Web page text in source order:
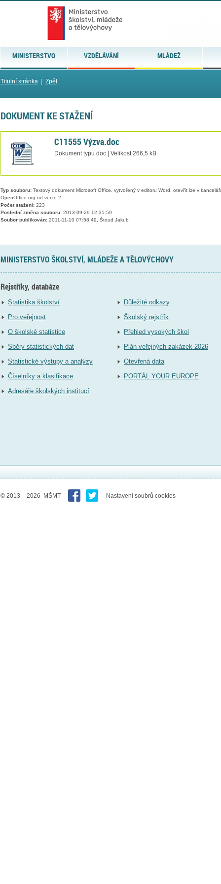
MINISTERSTVO VZDĚLÁVÁNÍ MLÁDEŽ
Titulní stránka| Zpět
DOKUMENT KE STAŽENÍ
C11555 Výzva.doc
Dokument typu doc | Velikost 266,5 kB
Typ souboru:Textový dokument Microsoft Office, vytvořený v editoru Word, otevřít lze v
OpenOffice.org od verze 2.
Počet stažení:223
Poslední změna souboru:2013-09-29 12:35:59
Soubor publikován:2011-11-10 07:58:49, Štoud Jakub
MINISTERSTVO ŠKOLSTVÍ, MLÁDEŽE A TĚLOVÝCHOVY
Rejstříky, databáze
Statistika školství
Pro veřejnost
O školské statistice
Sběry statistických dat
Statistické výstupy a analýzy
Číselníky a klasifikace
Adresáře školských institucí
Důležité odkazy
Školský rejstřík
Přehled vysokých škol
Plán veřejných zakázek 2026
Otevřená data
PORTÁL YOUR EUROPE
© 2013 – 2026 MŠMT Nastavení soubrů cookies